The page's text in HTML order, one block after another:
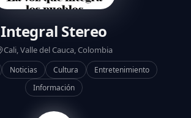
Integral Stereo
Cali, Valle del Cauca, Colombia
Noticias Cultura
Entretenimiento
Información